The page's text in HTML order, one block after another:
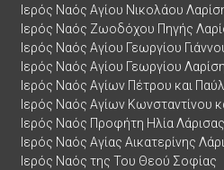
Ιερός Ναός Αγίου Νικολάου
Ιερός Ναός Ζωοδόχου Πηγής
Ιερός Ναός Αγίου Γεωργίου
Ιερός Ναός Αγίου Γεωργίου
Ιερός Ναός Αγίων Πέτρου και
Ιερός Ναός Αγίων Κωνσταντίνου
Ιερός Ναός Προφήτη Ηλία Λάρισας
Ιερός Ναός Αγίας Αικατερίνης
Ιερός Ναός της Του Θεού Σοφίας